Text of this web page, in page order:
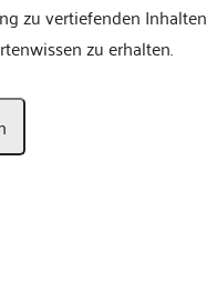
zu vertiefenden
zu erhalten.